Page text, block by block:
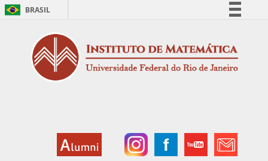
BRASIL
Comunica BR
Participe